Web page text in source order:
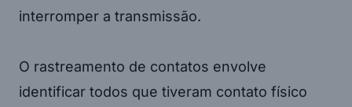
interromper a transmissão.
O rastreamento de contatos envolve
identificar todos que tiveram contato físico